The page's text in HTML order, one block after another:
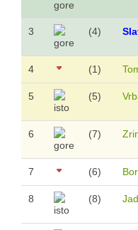
3 (4)
4 (1)
5 (5)
6 (7)
7 (6)
8 (8)